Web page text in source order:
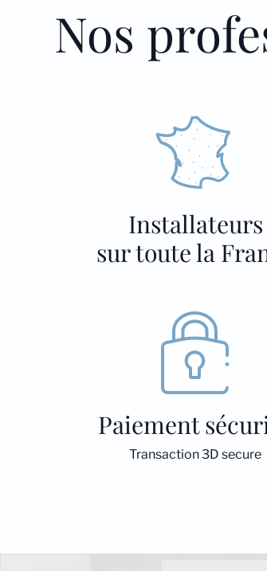
Nos
Installateurs
sur toute la
Paiement
Transaction 3D secure